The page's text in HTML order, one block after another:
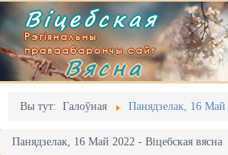
Віцебская
Рэгіянальны
праваабарончы сайт
Вясна
Вы тут: Галоўная Панядзелак, 16 Май
Панядзелак, 16 Май 2022 - Віцебская вясна
Галоўная
Адміністрацыйны перасьлед
Акцыі
Выданьні
Відэа